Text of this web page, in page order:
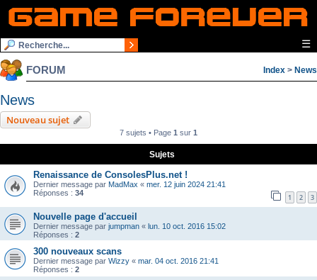
☰
FORUM Index > News
News
Nouveau sujet
7 sujets • Page 1 sur 1
Sujets
Renaissance de ConsolesPlus.net !
Dernier message par MadMax « mer. 12 juin 2024 21:41
Réponses : 34 1 2 3
Nouvelle page d'accueil
Dernier message par jumpman « lun. 10 oct. 2016 15:02
Réponses : 2
300 nouveaux scans
Dernier message par Wizzy « mar. 04 oct. 2016 21:41
Réponses : 2